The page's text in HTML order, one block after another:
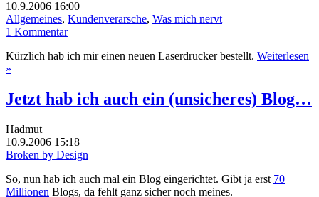
10.9.2006 16:00
Allgemeines, Kundenverarsche, Was mich nervt
1 Kommentar
Kürzlich hab ich mir einen neuen Laserdrucker bestellt. Weiterlesen
»
Jetzt hab ich auch ein (unsicheres) Blog…
Hadmut
10.9.2006 15:18
Broken by Design
So, nun hab ich auch mal ein Blog eingerichtet. Gibt ja erst 70
Millionen Blogs, da fehlt ganz sicher noch meines.